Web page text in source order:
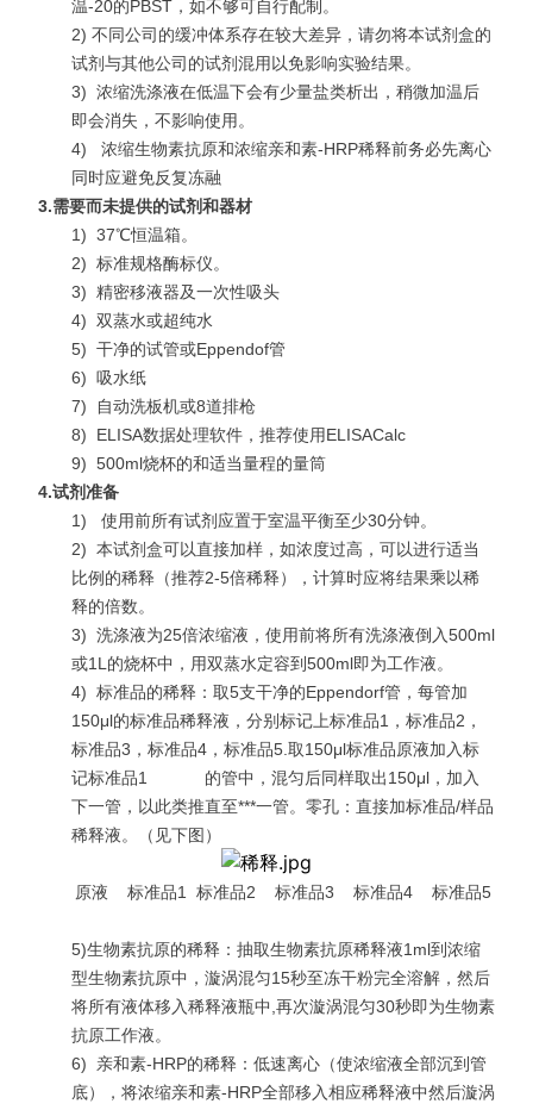
温-20的PBST，如不够可自行配制。
2) 不同公司的缓冲体系存在较大差异，请勿将本试剂盒的
试剂与其他公司的试剂混用以免影响实验结果。
3) 浓缩洗涤液在低温下会有少量盐类析出，稍微加温后
即会消失，不影响使用。
4)
浓缩生物素抗原和浓缩亲和素-HRP稀释前务必先离心
同时应避免反复冻融
3.需要而未提供的试剂和器材
1) 37℃恒温箱。
2) 标准规格酶标仪。
3) 精密移液器及一次性吸头
4) 双蒸水或超纯水
5) 干净的试管或Eppendof管
6) 吸水纸
7)
自动洗板机或8道排枪
8)
ELISA数据处理软件，推荐使用ELISACalc
9) 500ml烧杯的和适当量程的量筒
4.试剂准备
1)
使用前所有试剂应置于室温平衡至少30分钟。
2) 本试剂盒可以直接加样，如浓度过高，可以进行适当
比例的稀释（推荐2-5倍稀释），计算时应将结果乘以稀
释的倍数。
3) 洗涤液为25倍浓缩液，使用前将所有洗涤液倒入500ml
或1L的烧杯中，用双蒸水定容到500ml即为工作液。
4) 标准品的稀释：取5支干净的Eppendorf管，每管加
150μl的标准品稀释液，分别标记上标准品1，标准品2，
标准品3，标准品4，标准品5.取150μl标准品原液加入标
记标准品1 的管中，混匀后同样取出150μl，加入
下一管，以此类推直至***一管。零孔：直接加标准品/样品
稀释液。（见下图）
原液 标准品1 标准品2 标准品3 标准品4 标准品5
5)生物素抗原的稀释：抽取生物素抗原稀释液1ml到浓缩
型生物素抗原中，漩涡混匀15秒至冻干粉完全溶解，然后
将所有液体移入稀释液瓶中,再次漩涡混匀30秒即为生物素
抗原工作液。
6)
亲和素-HRP的稀释：低速离心（使浓缩液全部沉到管
底），将浓缩亲和素-HRP全部移入相应稀释液中然后漩涡